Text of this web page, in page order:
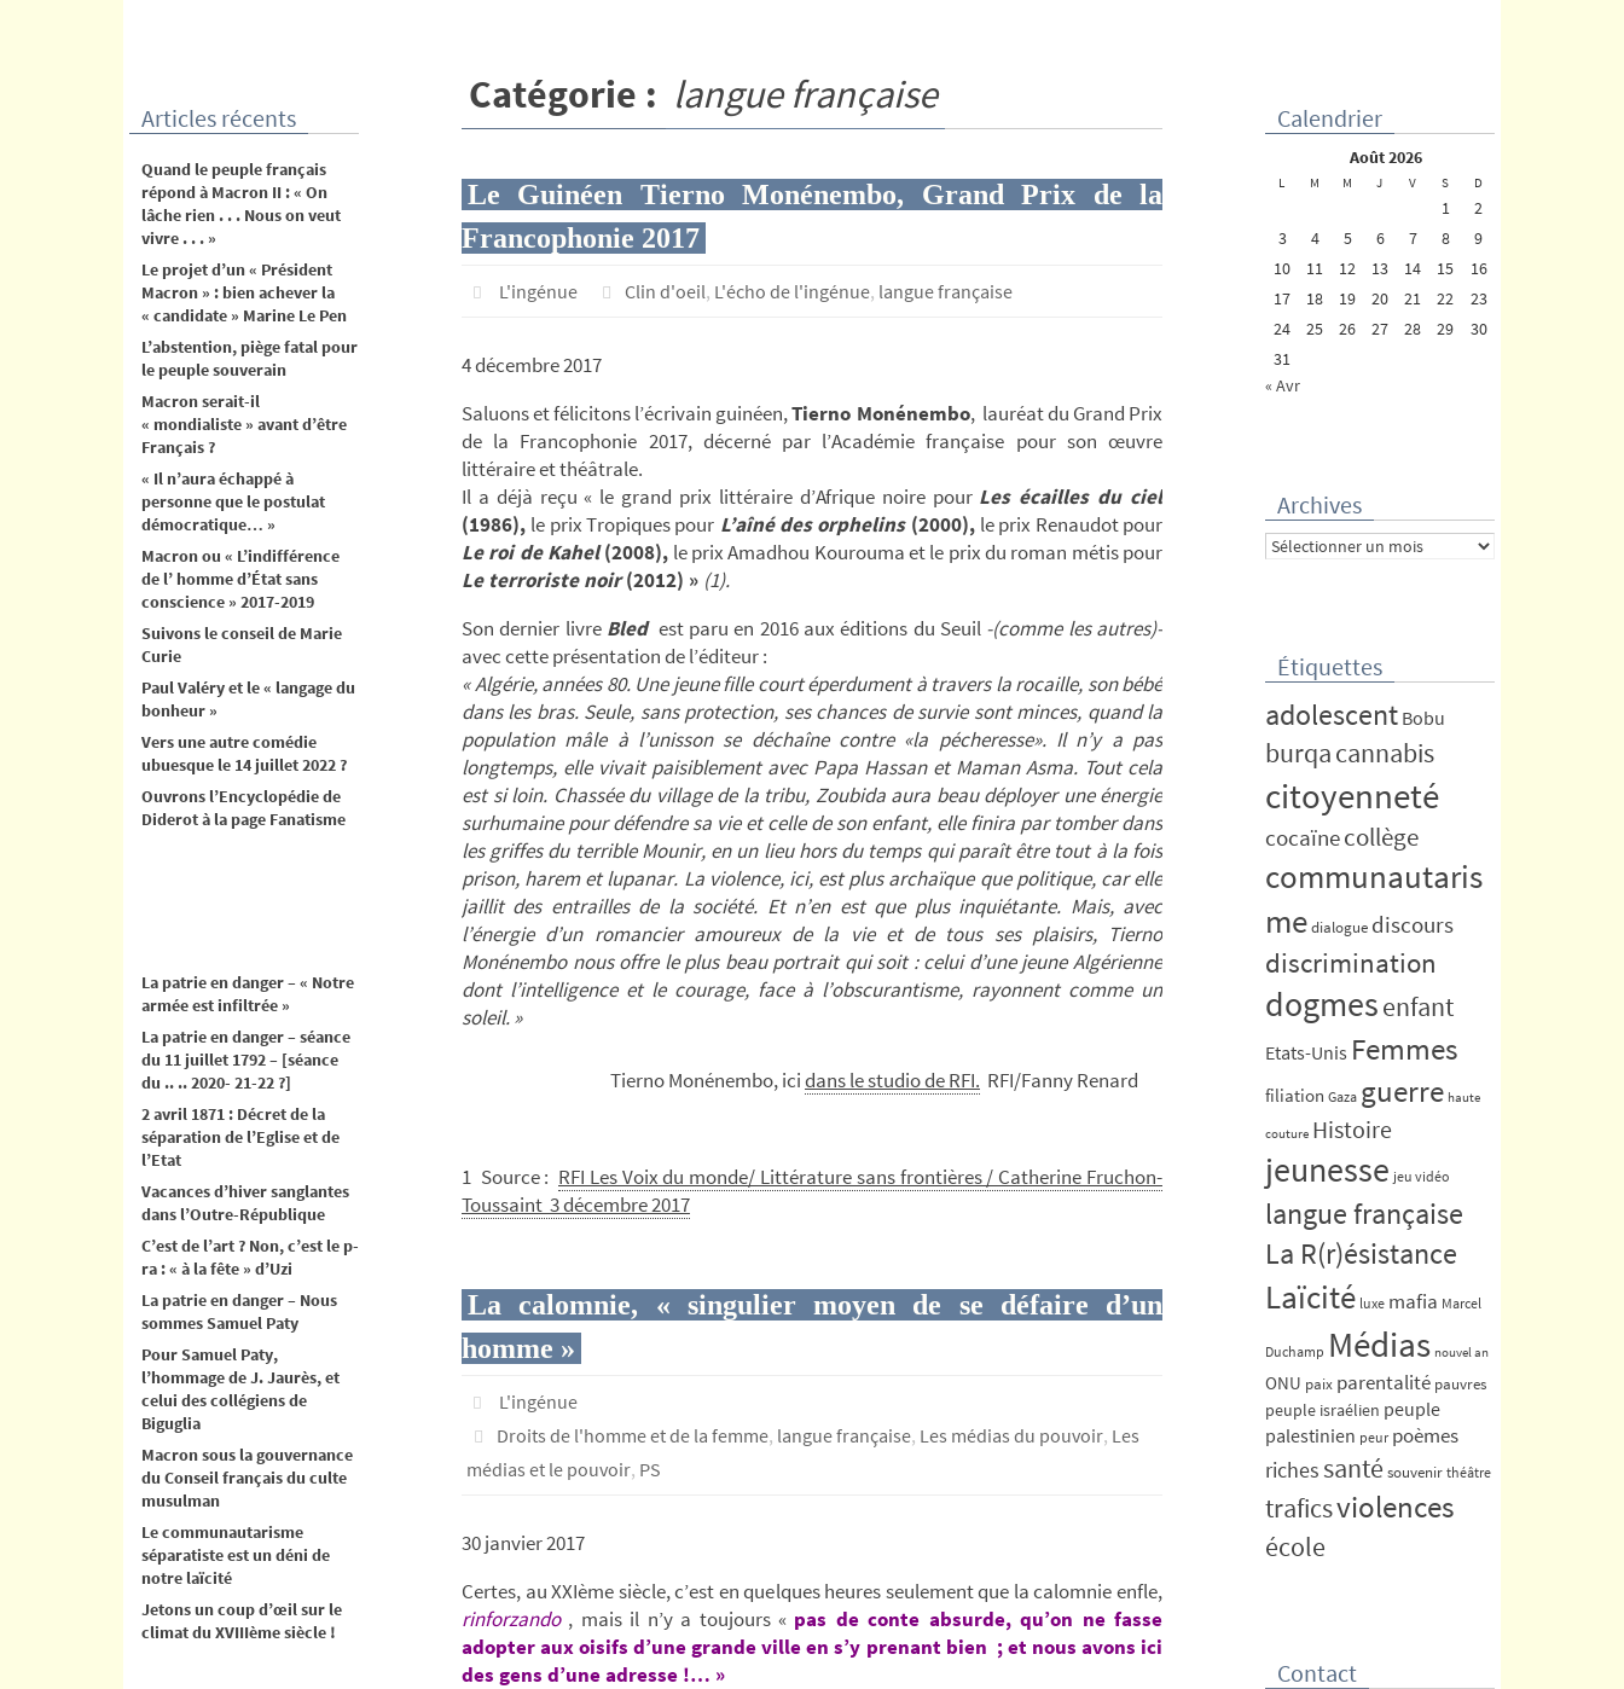
Catégorie : langue française
Le Guinéen Tierno Monénembo, Grand Prix de la
Francophonie 2017
L'ingénue Clin d'oeil, L'écho de l'ingénue, langue française
4 décembre 2017
Saluons et félicitons l’écrivain guinéen,Tierno Monénembo, lauréat du Grand Prix
de la Francophonie 2017, décerné par l’Académie française pour son œuvre
littéraire et théâtrale.
Il a déjà reçu « le grand prix littéraire d’Afrique noire pour Les écailles du ciel
(1986), le prix Tropiques pour L’aîné des orphelins(2000), le prix Renaudot pour
Le roi de Kahel(2008), le prix Amadhou Kourouma et le prix du roman métis pour
Le terroriste noir(2012) » (1).
Son dernier livre Bledest paru en 2016 aux éditions du Seuil -(comme les autres)-
avec cette présentation de l’éditeur :
« Algérie, années 80. Une jeune fille court éperdument à travers la rocaille, son bébé
dans les bras. Seule, sans protection, ses chances de survie sont minces, quand la
population mâle à l’unisson se déchaîne contre «la pécheresse». Il n’y a pas
longtemps, elle vivait paisiblement avec Papa Hassan et Maman Asma. Tout cela
est si loin. Chassée du village de la tribu, Zoubida aura beau déployer une énergie
surhumaine pour défendre sa vie et celle de son enfant, elle finira par tomber dans
les griffes du terrible Mounir, en un lieu hors du temps qui paraît être tout à la fois
prison, harem et lupanar. La violence, ici, est plus archaïque que politique, car elle
jaillit des entrailles de la société. Et n’en est que plus inquiétante. Mais, avec
l’énergie d’un romancier amoureux de la vie et de tous ses plaisirs, Tierno
Monénembo nous offre le plus beau portrait qui soit : celui d’une jeune Algérienne
dont l’intelligence et le courage, face à l’obscurantisme, rayonnent comme un
soleil. »
Tierno Monénembo, icidans le studio de RFI. RFI/Fanny Renard
1 Source : RFI Les Voix du monde/ Littérature sans frontières / Catherine Fruchon-
Toussaint 3 décembre 2017
La calomnie, « singulier moyen de se défaire d’un
homme »
L'ingénue
Droits de l'homme et de la femme, langue française, Les médias du pouvoir, Les
médias et le pouvoir, PS
30 janvier 2017
Certes, au XXIème siècle, c’est en quelques heures seulement que la calomnie enfle,
rinforzando, mais il n’y a toujours « pas de conte absurde, qu’on ne fasse
adopter aux oisifs d’une grande ville en s’y prenant bien ; et nous avons ici
des gens d’une adresse !… »
Articles récents
Quand le peuple français
répond à Macron II : « On
lâche rien . . . Nous on veut
vivre . . . »
Le projet d’un « Président
Macron » : bien achever la
« candidate » Marine Le Pen
L’abstention, piège fatal pour
le peuple souverain
Macron serait-il
« mondialiste » avant d’être
Français ?
« Il n’aura échappé à
personne que le postulat
démocratique… »
Macron ou « L’indifférence
de l’ homme d’État sans
conscience » 2017-2019
Suivons le conseil de Marie
Curie
Paul Valéry et le « langage du
bonheur »
Vers une autre comédie
ubuesque le 14 juillet 2022 ?
Ouvrons l’Encyclopédie de
Diderot à la page Fanatisme
La patrie en danger – « Notre
armée est infiltrée »
La patrie en danger – séance
du 11 juillet 1792 – [séance
du .. .. 2020- 21-22 ?]
2 avril 1871 : Décret de la
séparation de l’Eglise et de
l’Etat
Vacances d’hiver sanglantes
dans l’Outre-République
C’est de l’art ? Non, c’est le p-
ra : « à la fête » d’Uzi
La patrie en danger – Nous
sommes Samuel Paty
Pour Samuel Paty,
l’hommage de J. Jaurès, et
celui des collégiens de
Biguglia
Macron sous la gouvernance
du Conseil français du culte
musulman
Le communautarisme
séparatiste est un déni de
notre laïcité
Jetons un coup d’œil sur le
climat du XVIIIème siècle !
Calendrier
août 2026
L M M J V S D
1
2
3
4 5 6 7 8
9
10
11 12 13 14 15
16
17
18 19 20 21 22
23
24
25 26 27 28 29
30
31
« Avr
Archives
Archives
Étiquettes
adolescent Bobu
burqacannabis
citoyenneté
cocaïnecollège
communautaris
medialogue discours
discrimination
dogmesenfant
Etats-Unis Femmes
filiation Gaza guerre haute
couture Histoire
jeunesse jeu vidéo
langue française
La R(r)ésistance
Laïcité luxe mafia Marcel
Duchamp Médias nouvel an
ONU paix parentalité pauvres
peuple israélien peuple
palestinien peur poèmes
riches santé souvenir théâtre
traficsviolences
école
Contact